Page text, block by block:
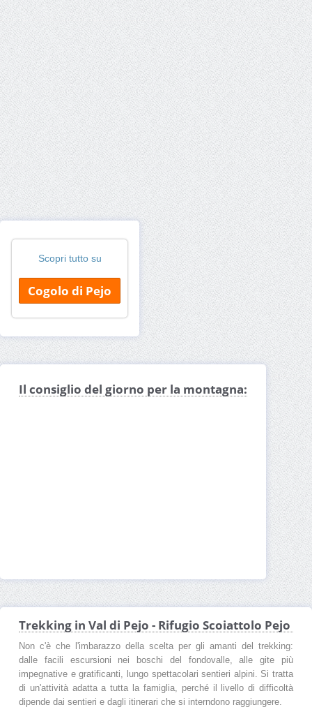
Scopri tutto su
Cogolo di Pejo
Il consiglio del giorno per la montagna:
Trekking in Val di Pejo - Rifugio Scoiattolo Pejo
Non c'è che l'imbarazzo della scelta per gli amanti del trekking:
dalle facili escursioni nei boschi del fondovalle, alle gite più
impegnative e gratificanti, lungo spettacolari sentieri alpini. Si tratta
di un'attività adatta a tutta la famiglia, perché il livello di difficoltà
dipende dai sentieri e dagli itinerari che si interndono raggiungere.